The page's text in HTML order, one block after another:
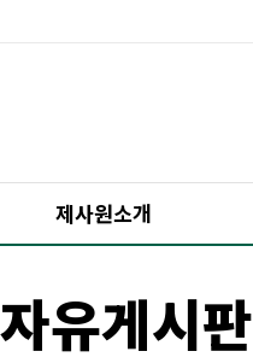
제사원소개
자유게시판